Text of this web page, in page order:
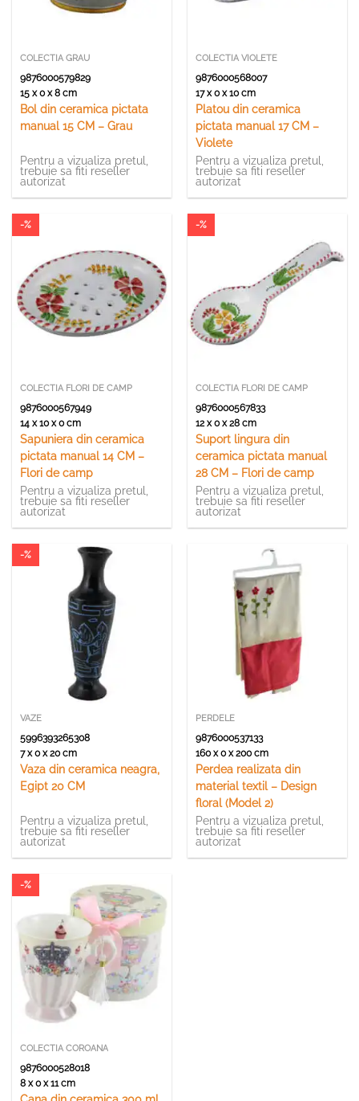
COLECTIA GRAU
9876000579829
15 x 0 x 8 cm
Bol din ceramica pictata
manual 15 CM – Grau
Pentru a vizualiza pretul,
trebuie sa fiti reseller
autorizat
COLECTIA VIOLETE
9876000568007
17 x 0 x 10 cm
Platou din ceramica
pictata manual 17 CM –
Violete
Pentru a vizualiza pretul,
trebuie sa fiti reseller
autorizat
-%
COLECTIA FLORI DE CAMP
9876000567949
14 x 10 x 0 cm
Sapuniera din ceramica
pictata manual 14 CM –
Flori de camp
Pentru a vizualiza pretul,
trebuie sa fiti reseller
autorizat
-%
COLECTIA FLORI DE CAMP
9876000567833
12 x 0 x 28 cm
Suport lingura din
ceramica pictata manual
28 CM – Flori de camp
Pentru a vizualiza pretul,
trebuie sa fiti reseller
autorizat
-%
VAZE
5996393265308
7 x 0 x 20 cm
Vaza din ceramica neagra,
Egipt 20 CM
Pentru a vizualiza pretul,
trebuie sa fiti reseller
autorizat
PERDELE
9876000537133
160 x 0 x 200 cm
Perdea realizata din
material textil – Design
floral (Model 2)
Pentru a vizualiza pretul,
trebuie sa fiti reseller
autorizat
-%
COLECTIA COROANA
9876000528018
8 x 0 x 11 cm